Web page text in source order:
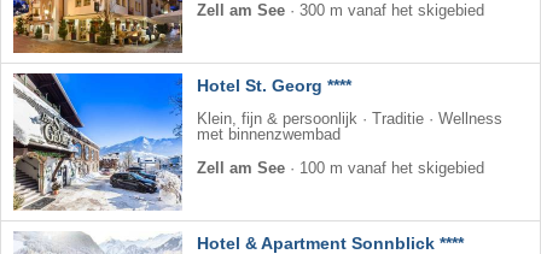
Zell am See · 300 m vanaf het skigebied
Hotel St. Georg ****
Klein, fijn & persoonlijk · Traditie · Wellness
met binnenzwembad
Zell am See · 100 m vanaf het skigebied
Hotel & Apartment Sonnblick ****